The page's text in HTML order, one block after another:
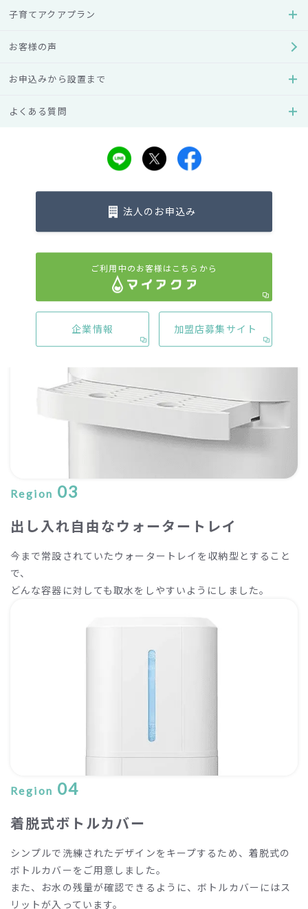
こだわりの機能設計
ウォーターサーバーのデザインに沿う形で、フォーセットも
マーク を取得したチャイルドロック機能が付いています。
を高くすることで、より楽な体勢での取水が可能となりまし
一般社団法人日本宅配水＆サーバー協会（JDSA）が行政機関等と連携し策定
した、小さなお子様の安全を考えたマーク表示制度です。
「乳幼児の火傷事故防止対策に関する指針」の基準に適合したチャイルドロ
ックが取り付けられているウォーターサーバーに表示されます
Region 03
出し入れ自由なウォータートレイ
今まで常設されていたウォータートレイを収納型とすること
で、
どんな容器に対しても取水をしやすいようにしました。
Region 04
着脱式ボトルカバー
シンプルで洗練されたデザインをキープするため、着脱式の
ボトルカバーをご用意しました。
また、お水の残量が確認できるように、ボトルカバーにはス
リットが入っています。
子育てアクアプラン
お客様の声
お申込みから設置まで
よくある質問
法人のお申込み
ご利用中のお客様はこちらから
企業情報 加盟店募集サイト